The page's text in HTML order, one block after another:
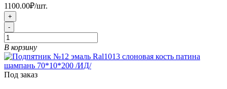
1100.00₽/шт.
+
-
В корзину
Под заказ